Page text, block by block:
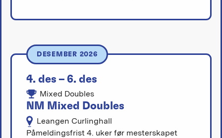
DESEMBER 2026
4. des – 6. des
Mixed Doubles
NM Mixed Doubles
Leangen Curlinghall
Påmeldingsfrist 4. uker før mesterskapet